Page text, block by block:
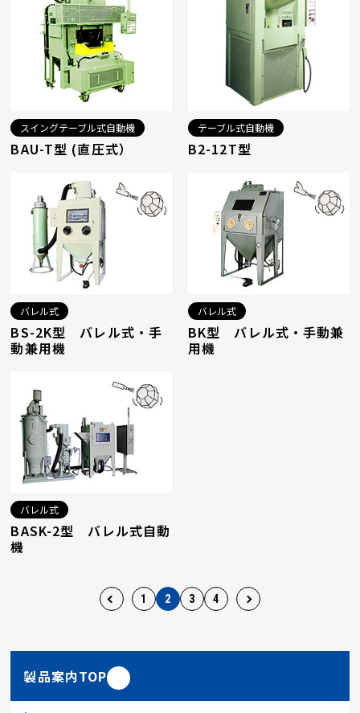
スイングテーブル式自動機
BAU-T型 (直圧式）
テーブル式自動機
B2-12T型
バレル式
BS-2K型 バレル式・手
動兼用機
バレル式
BK型 バレル式・手動兼
用機
バレル式
BASK-2型 バレル式自動
機
1 2 3 4
製品案内TOP